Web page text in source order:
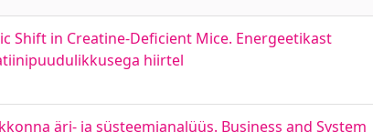
Shift in Creatine-Deficient Mice. Energeetikast
hiirtel
äri- ja süsteemianalüüs. Business and System